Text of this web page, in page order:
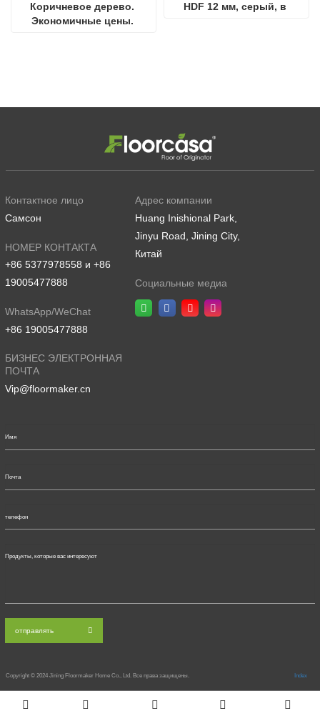
Коричневое дерево.
Экономичные цены.
HDF 12 мм, серый, в
Контактное лицо
Самсон
НОМЕР КОНТАКТА
+86 5377978558 и +86
19005477888
WhatsApp/WeChat
+86 19005477888
БИЗНЕС ЭЛЕКТРОННАЯ
ПОЧТА
Vip@floormaker.cn
Адрес компании
Huang Inishional Park,
Jinyu Road, Jining City,
Китай
Социальные медиа
отправлять
Copyright © 2024 Jining Floormaker Home Co., Ltd. Все права защищены. Index